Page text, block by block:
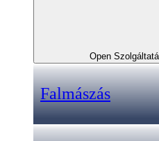
Open
Falmászás